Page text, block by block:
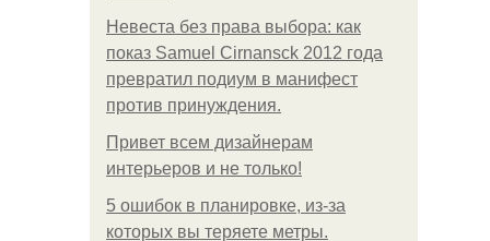
Невеста без права выбора: как
показ Samuel Cirnansck 2012 года
превратил подиум в манифест
против принуждения.
Привет всем дизайнерам
интерьеров и не только!
5 ошибок в планировке, из-за
которых вы теряете метры.